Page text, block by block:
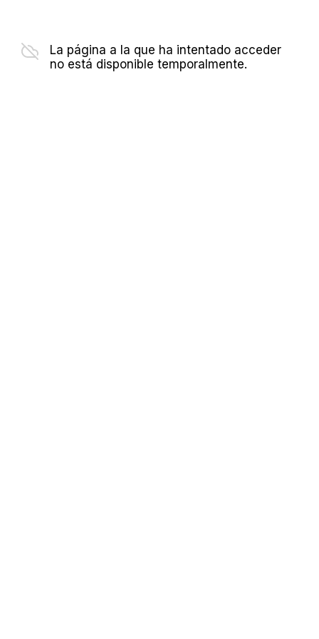
La página a la que ha intentado acceder
no está disponible temporalmente.